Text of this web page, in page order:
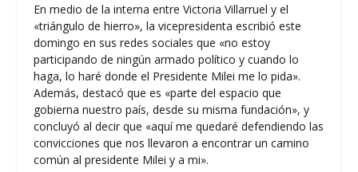
En medio de la interna entre Victoria Villarruel y el
«triángulo de hierro», la vicepresidenta escribió este
domingo en sus redes sociales que «no estoy
participando de ningún armado político y cuando lo
haga, lo haré donde el Presidente Milei me lo pida».
Además, destacó que es «parte del espacio que
gobierna nuestro país, desde su misma fundación», y
concluyó al decir que «aquí me quedaré defendiendo las
convicciones que nos llevaron a encontrar un camino
común al presidente Milei y a mi».